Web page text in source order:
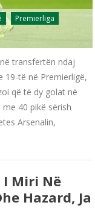
Premierliga
transfertën ndaj
19-të në Premierligë,
që të dy golat në
40 pikë sërish
Arsenalin,
I Miri Në
Hazard, Ja